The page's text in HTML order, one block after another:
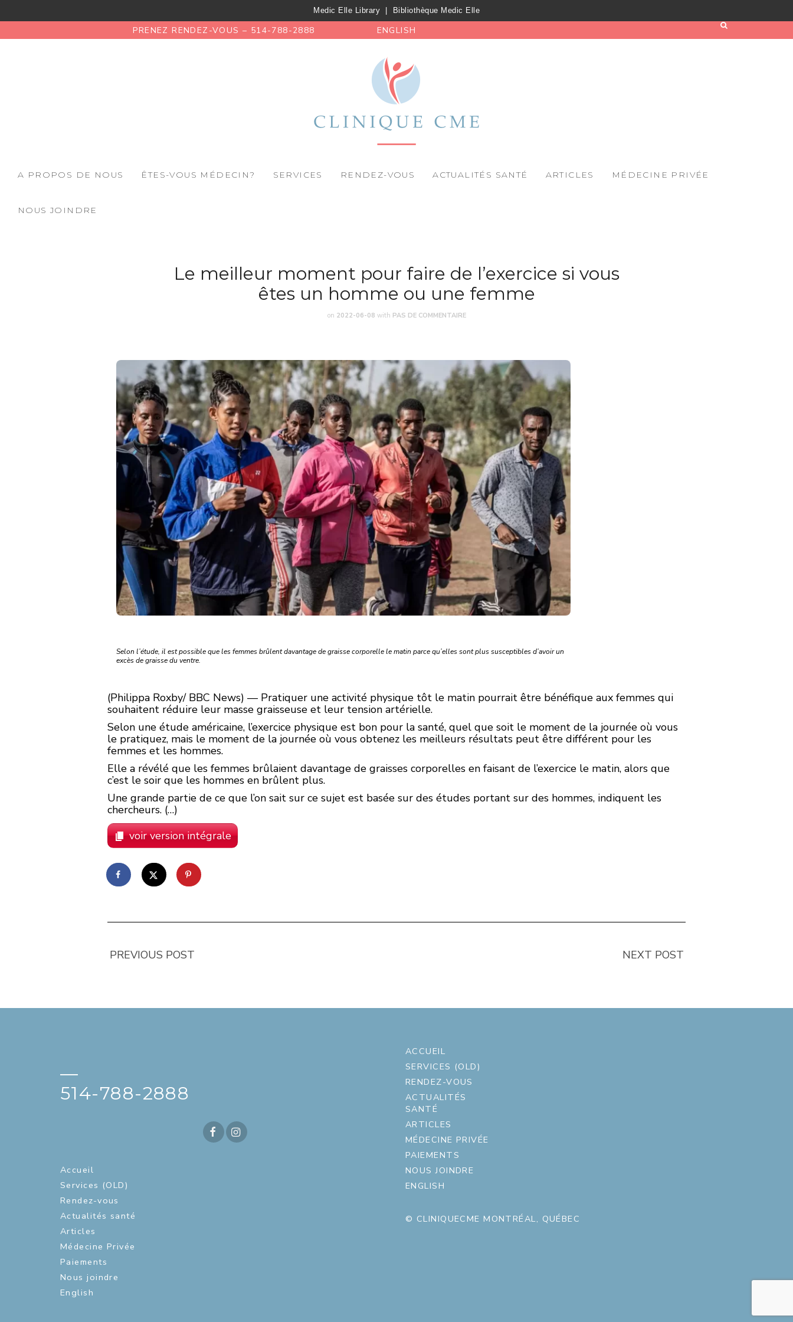
Medic Elle Library Bibliothèque Medic Elle
PRENEZ RENDEZ-VOUS – 514-788-2888 ENGLISH
A PROPOS DE NOUS ÊTES-VOUS MÉDECIN? SERVICES RENDEZ-VOUS ACTUALITÉS SANTÉ ARTICLES MÉDECINE PRIVÉE
NOUS JOINDRE
Le meilleur moment pour faire de l’exercice si vous
êtes un homme ou une femme
on 2022-06-08 with PAS DE COMMENTAIRE
Selon l’étude, il est possible que les femmes brûlent davantage de graisse corporelle le matin parce qu’elles sont plus susceptibles d’avoir un
excès de graisse du ventre.
(Philippa Roxby/ BBC News) — Pratiquer une activité physique tôt le matin pourrait être bénéfique aux femmes qui
souhaitent réduire leur masse graisseuse et leur tension artérielle.
Selon une étude américaine, l’exercice physique est bon pour la santé, quel que soit le moment de la journée où vous
le pratiquez, mais le moment de la journée où vous obtenez les meilleurs résultats peut être différent pour les
femmes et les hommes.
Elle a révélé que les femmes brûlaient davantage de graisses corporelles en faisant de l’exercice le matin, alors que
c’est le soir que les hommes en brûlent plus.
Une grande partie de ce que l’on sait sur ce sujet est basée sur des études portant sur des hommes, indiquent les
chercheurs. (…)
voir version intégrale
PREVIOUS POST NEXT POST
—
514-788-2888
Accueil
Services (OLD)
Rendez-vous
Actualités santé
Articles
Médecine Privée
Paiements
Nous joindre
English
ACCUEIL
SERVICES (OLD)
RENDEZ-VOUS
ACTUALITÉS
SANTÉ
ARTICLES
MÉDECINE PRIVÉE
PAIEMENTS
NOUS JOINDRE
ENGLISH
© CLINIQUECME MONTRÉAL, QUÉBEC